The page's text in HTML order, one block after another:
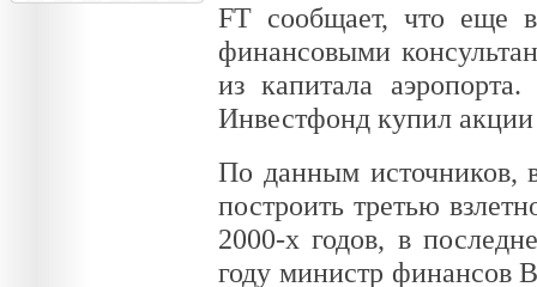
FT сообщает, что еще
финансовыми
из капитала
Инвестфонд купил акции
По данным источников,
построить третью
2000-х годов, в
году министр финансов